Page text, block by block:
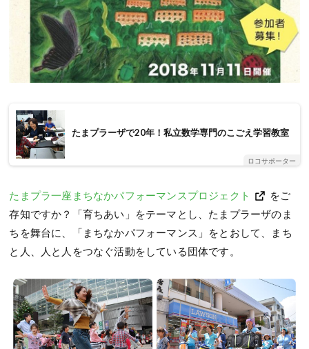
たまプラーザで20年！私立数学専門のこごえ学習教室
ロコサポーター
たまプラ一座まちなかパフォーマンスプロジェクト
をご
存知ですか？「育ちあい」をテーマとし、たまプラーザのま
ちを舞台に、「まちなかパフォーマンス」をとおして、まち
と人、人と人をつなぐ活動をしている団体です。